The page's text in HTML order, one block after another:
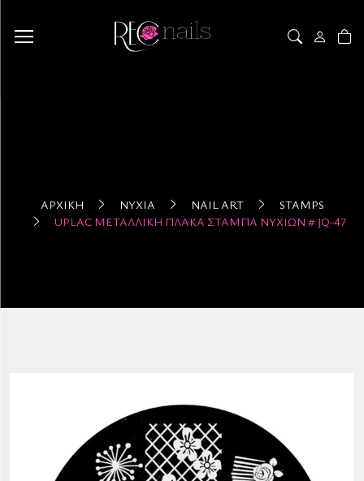
ΑΡΧΙΚΉ ΝΎΧΙΑ NAIL ART
STAMPS
UPLAC ΜΕΤΑΛΛΙΚΉ ΠΛΆΚΑ ΣΤΆΜΠΑ ΝΥΧΙΏΝ # JQ-47